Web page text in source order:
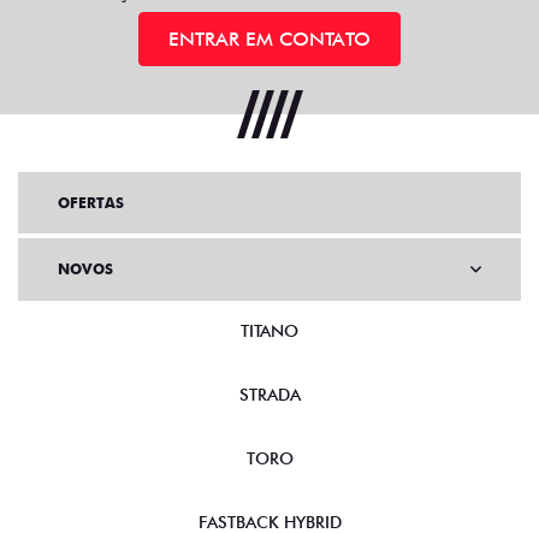
ENTRAR EM CONTATO
OFERTAS
NOVOS
TITANO
STRADA
TORO
FASTBACK HYBRID